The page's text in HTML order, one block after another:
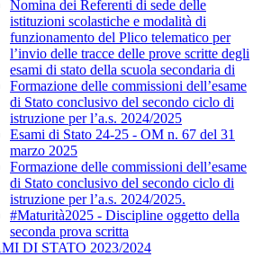
Nomina dei Referenti di sede delle
istituzioni scolastiche e modalità di
funzionamento del Plico telematico per
l’invio delle tracce delle prove scritte degli
esami di stato della scuola secondaria di
Formazione delle commissioni dell’esame
di Stato conclusivo del secondo ciclo di
istruzione per l’a.s. 2024/2025
Esami di Stato 24-25 - OM n. 67 del 31
marzo 2025
Formazione delle commissioni dell’esame
di Stato conclusivo del secondo ciclo di
istruzione per l’a.s. 2024/2025.
#Maturità2025 - Discipline oggetto della
seconda prova scritta
DI STATO 2023/2024